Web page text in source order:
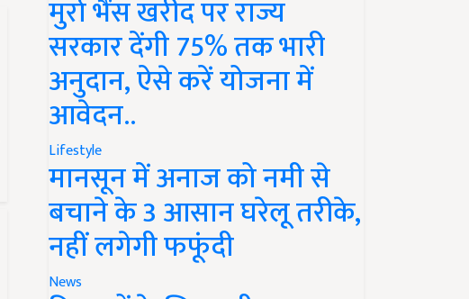
मुर्रा भैंस खरीद पर राज्य
सरकार देंगी 75% तक भारी
अनुदान, ऐसे करें योजना में
आवेदन..
Lifestyle
मानसून में अनाज को नमी से
बचाने के 3 आसान घरेलू तरीके,
नहीं लगेगी फफूंदी
News